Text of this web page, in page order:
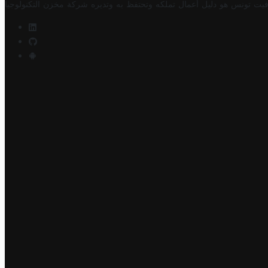
تونس هو دليل أعمال تملكه وتحتفظ به وتديره شركة مخزن التكنولوجيا